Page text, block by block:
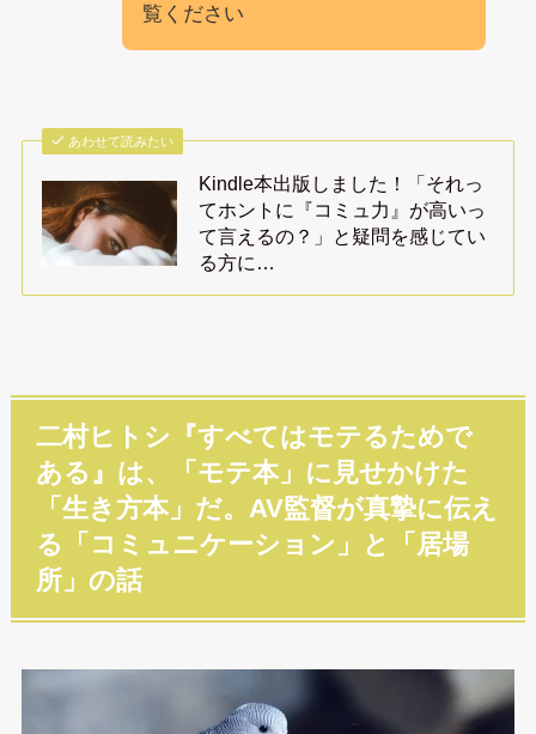
覧ください
あわせて読みたい
Kindle本出版しました！「それっ
てホントに『コミュ力』が高いっ
て言えるの？」と疑問を感じてい
る方に…
二村ヒトシ『すべてはモテるためで
ある』は、「モテ本」に見せかけた
「生き方本」だ。AV監督が真摯に伝え
る「コミュニケーション」と「居場
所」の話